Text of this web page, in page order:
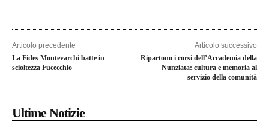
Articolo precedente
La Fides Montevarchi batte in
scioltezza Fucecchio
Articolo successivo
Ripartono i corsi dell’Accademia della
Nunziata: cultura e memoria al
servizio della comunità
Ultime Notizie